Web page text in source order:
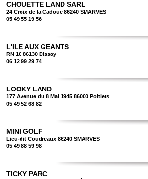
CHOUETTE LAND SARL
24 Croix de la Cadoue 86240 SMARVES
05 49 55 19 56
L'ILE AUX GEANTS
RN 10 86130 Dissay
06 12 99 29 74
LOOKY LAND
177 Avenue du 8 Mai 1945 86000 Poitiers
05 49 52 68 82
MINI GOLF
Lieu-dit Coudreaux 86240 SMARVES
05 49 88 59 98
TICKY PARC